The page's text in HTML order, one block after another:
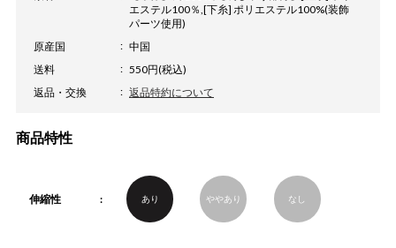
エステル100％,[下糸] ポリエステル100%(装飾
パーツ使用)
原産国
中国
送料
550円(税込)
返品・交換
返品特約について
商品特性
伸縮性 あり ややあり なし